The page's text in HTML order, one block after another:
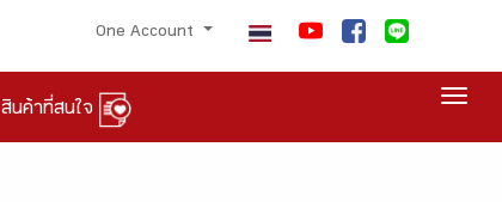
One Account
สินค้าที่สนใจ